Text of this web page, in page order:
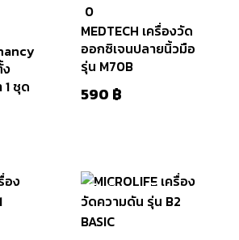
ชุด
0
ใน
5
0
MEDTECH เครื่องวัด
ออกซิเจนปลายนิ้วมือ
รุ่น M70B
590 ฿
สินค้าหมดแล้ว